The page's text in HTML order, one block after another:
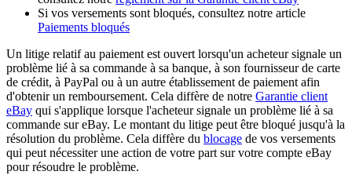
Si vos versements sont bloqués, consultez notre article
Paiements bloqués
Un litige relatif au paiement est ouvert lorsqu'un acheteur signale un
problème lié à sa commande à sa banque, à son fournisseur de carte
de crédit, à PayPal ou à un autre établissement de paiement afin
d'obtenir un remboursement. Cela diffère de notre Garantie client
eBay qui s'applique lorsque l'acheteur signale un problème lié à sa
commande sur eBay. Le montant du litige peut être bloqué jusqu'à la
résolution du problème. Cela diffère du blocage de vos versements
qui peut nécessiter une action de votre part sur votre compte eBay
pour résoudre le problème.